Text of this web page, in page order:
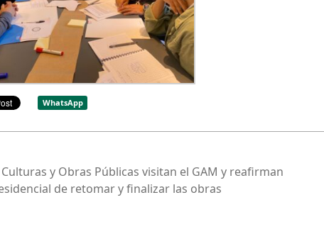
WhatsApp
y Obras Públicas visitan el GAM y reafirman
de retomar y finalizar las obras